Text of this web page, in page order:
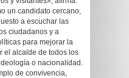
un candidato cercano,
a escuchar las
ciudadanos y a
para mejorar la
el alcalde de todos los
o nacionalidad.
de convivencia,